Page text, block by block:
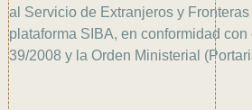
al Servicio de Extranjeros y
plataforma SIBA, en conformidad con
39/2008 y la Orden Ministerial